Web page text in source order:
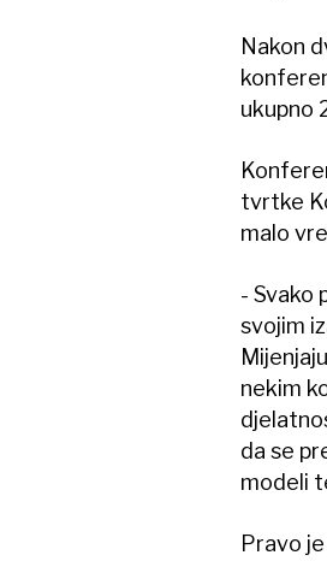
Nakon
ukupno
tvrtke
malo
- Svako
svojim
nekim
da se
modeli
Pravo